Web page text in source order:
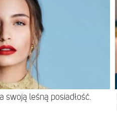
leśną posiadłość.